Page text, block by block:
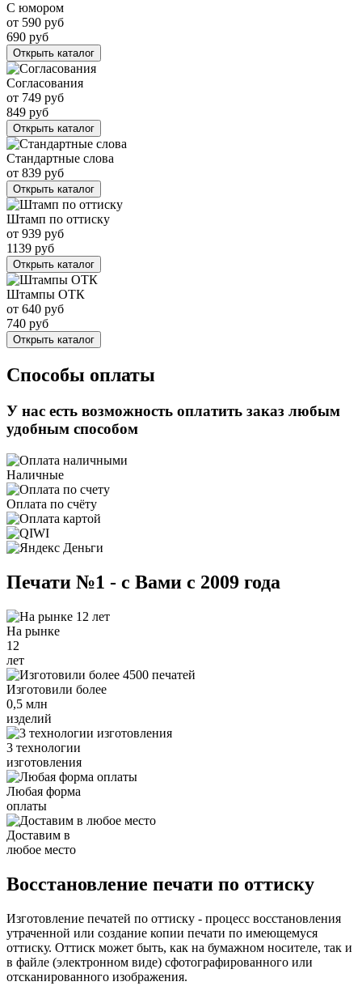
С юмором
от 590 руб
690 руб
Открыть каталог
Согласования
от 749 руб
849 руб
Открыть каталог
Стандартные слова
от 839 руб
Открыть каталог
Штамп по оттиску
от 939 руб
1139 руб
Открыть каталог
Штампы ОТК
от 640 руб
740 руб
Открыть каталог
Способы оплаты
У нас есть возможность оплатить заказ любым
удобным способом
Наличные
Оплата по счёту
Печати №1 - с Вами с 2009 года
На рынке
12
лет
Изготовили более
0,5 млн
изделий
3 технологии
изготовления
Любая форма
оплаты
Доставим в
любое место
Восстановление печати по оттиску
Изготовление печатей по оттиску - процесс восстановления
утраченной или создание копии печати по имеющемуся
оттиску. Оттиск может быть, как на бумажном носителе, так и
в файле (электронном виде) сфотографированного или
отсканированного изображения.